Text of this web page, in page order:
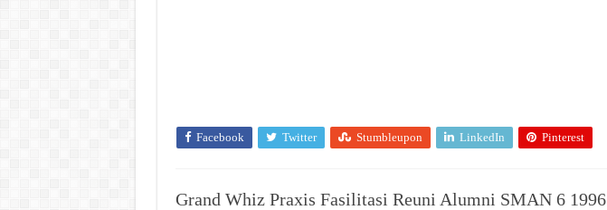
Facebook Twitter Stumbleupon LinkedIn Pinterest
Grand Whiz Praxis Fasilitasi Reuni Alumni SMAN 6 1996